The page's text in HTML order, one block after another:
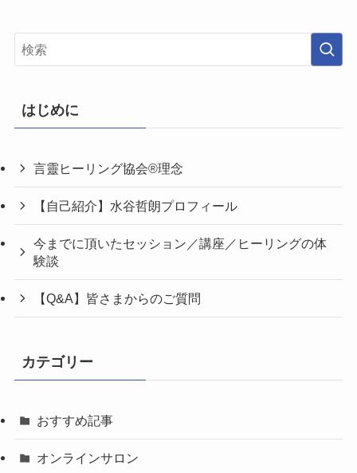
はじめに
言靈ヒーリング協会®理念
【自己紹介】水谷哲朗プロフィール
今までに頂いたセッション／講座／ヒーリングの体
験談
【Q&A】皆さまからのご質問
カテゴリー
おすすめ記事
オンラインサロン